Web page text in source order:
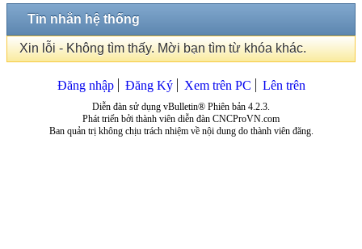
Tin nhắn hệ thống
Xin lỗi - Không tìm thấy. Mời bạn tìm từ khóa khác.
Đăng nhập Đăng Ký Xem trên PC Lên trên
Diễn đàn sử dụng vBulletin® Phiên bản 4.2.3.
Phát triển bởi thành viên diễn đàn CNCProVN.com
Ban quản trị không chịu trách nhiệm về nội dung do thành viên đăng.